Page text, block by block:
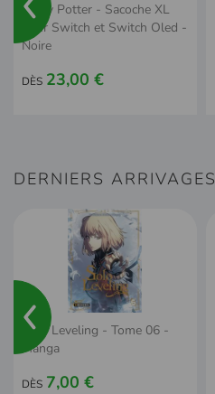
Harry Potter - Sacoche XL
pour Switch et Switch Oled -
Noire
DÈS 23,00 €
DERNIERS ARRIVAGES
Solo Leveling - Tome 06 -
Manga
DÈS 7,00 €